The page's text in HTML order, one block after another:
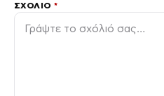
ΣΧΌΛΙΟ*